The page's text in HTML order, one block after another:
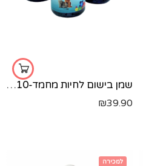
שמן בישום לחיות מחמד-10 מ"ל
₪39.90
למכירה